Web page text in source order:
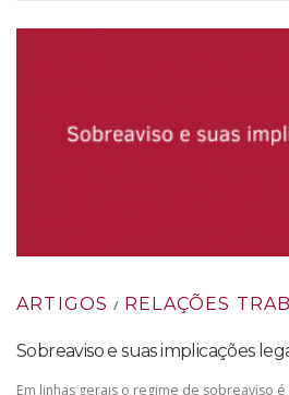
ARTIGOS / RELAÇÕES
Sobreaviso e suas implicações
Em linhas gerais o regime de sobreaviso